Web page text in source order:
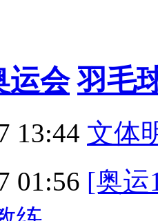
运会 羽毛
13:44 文体
01:56 [奥运